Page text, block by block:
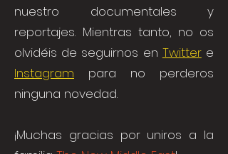
nuestro documentales y
reportajes. Mientras tanto, no os
olvidéis de seguirnos en Twittere
Instagram para no perderos
ninguna novedad.
¡Muchas gracias por uniros a la